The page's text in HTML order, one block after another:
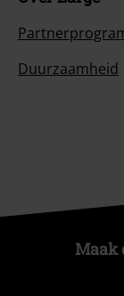
Duurzaamheid
Maak